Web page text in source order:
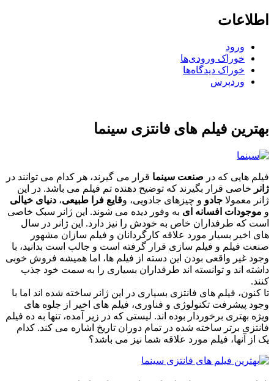
اطلاعات
ورود
خوراک ورودی‌ها
خوراک دیدگاه‌ها
وردپرس
بهترین فیلم های فانتزی سینما
فیلم هایی که در صنعت سینما قرار می گیرند، هر کدام می توانند در
ژانر خاصی قرار بگیرند که توضیح دهنده تم فیلم می باشد. در این
ژانر معمولا جادو و چیزهای جادویی، وقایع فرا طبیعی، دنیای خیالی
و موجودات افسانه ای به وفور دیده می شوند. این ژانر سبک خاصی
است که طرفداران خاص به خودش را نیز دارد. این ژانر در سال
های اخیر بسیار مورد علاقه کارگردانان و فیلم سازان مشهور
صنعت فیلم و فیلم سازی قرار گرفته است و جالب است بدانید، با
وجود غیر واقعی بودن این دسته از فیلم ها، اما همیشه فروش خوبی
داشته اند و توانسته اند طرفداران بسیاری را به سمت خود جذب
کنند.
تا کنون، فیلم های فانتزی بسیاری در این ژانر ساخته شده اند اما با
وجود پیشرفت تکنولوژی و فناوری، فیلم های اخیر از جلوه های
ویژه بهتری برخوردار بوده اند. لیستی که در زیر آمده، تنها به ده فیلم
فانتزی برتر ساخته شده در تمام دوران تاریخ اشاره می کند. کدام
یک از آنها، فیلم مورد علاقه شما نیز می باشد؟